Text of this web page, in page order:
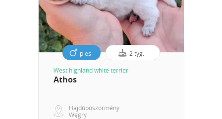
pies 2 tyg.
West highland white terrier
Athos
Hajdúböszörmény
Węgry